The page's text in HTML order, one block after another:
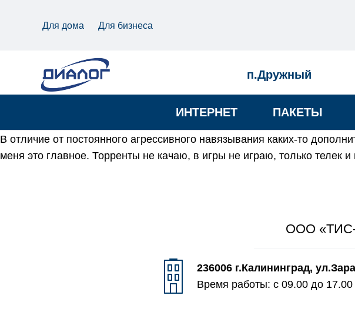
Для дома Для бизнеса
п.Дружный
ИНТЕРНЕТ ПАКЕТЫ
В отличие от постоянного агрессивного навязывания каких-то
меня это главное. Торренты не качаю, в игры не играю, только телек
ООО «ТИС-
236006 г.Калининград,
Время работы: с 09.00 до